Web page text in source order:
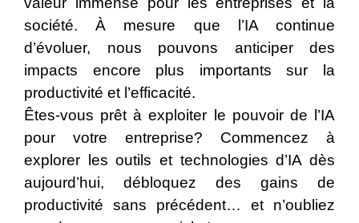
société. À mesure que l’IA continue
d’évoluer, nous pouvons anticiper des
impacts encore plus importants sur la
productivité et l’efficacité.
Êtes-vous prêt à exploiter le pouvoir de l’IA
pour votre entreprise? Commencez à
explorer les outils et technologies d’IA dès
aujourd’hui, débloquez des gains de
productivité sans précédent… et n’oubliez